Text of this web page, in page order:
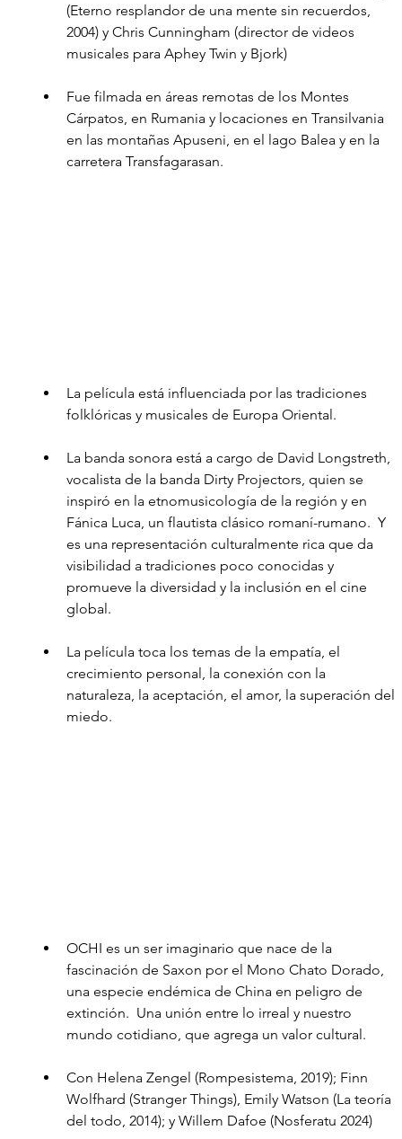
(Eterno resplandor de una mente sin recuerdos,
2004) y Chris Cunningham (director de videos
musicales para Aphey Twin y Bjork)
Fue filmada en áreas remotas de los Montes
Cárpatos, en Rumania y locaciones en Transilvania
en las montañas Apuseni, en el lago Balea y en la
carretera Transfagarasan.
La película está influenciada por las tradiciones
folklóricas y musicales de Europa Oriental.
La banda sonora está a cargo de David Longstreth,
vocalista de la banda Dirty Projectors, quien se
inspiró en la etnomusicología de la región y en
Fánica Luca, un flautista clásico romaní-rumano.  Y
es una representación culturalmente rica que da
visibilidad a tradiciones poco conocidas y
promueve la diversidad y la inclusión en el cine
global.
La película toca los temas de la empatía, el
crecimiento personal, la conexión con la
naturaleza, la aceptación, el amor, la superación del
miedo.
OCHI es un ser imaginario que nace de la
fascinación de Saxon por el Mono Chato Dorado,
una especie endémica de China en peligro de
extinción.  Una unión entre lo irreal y nuestro
mundo cotidiano, que agrega un valor cultural.
Con Helena Zengel (Rompesistema, 2019); Finn
Wolfhard (Stranger Things), Emily Watson (La teoría
del todo, 2014); y Willem Dafoe (Nosferatu 2024)